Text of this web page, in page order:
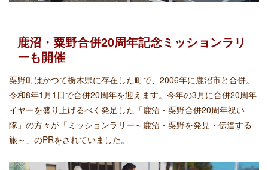
鹿沼・粟野合併20周年記念ミッションラリ
ーも開催
粟野町はかつて栃木県に存在した町で、2006年に鹿沼市と合併。
令和8年1月1日で合併20周年を迎えます。今年の3月に合併20周年
イヤーを盛り上げるべく発足した「鹿沼・粟野合併20周年祝い
隊」の方々が「ミッションラリー～鹿沼・粟野を発見・伝達する
旅～」のPRをされていました。